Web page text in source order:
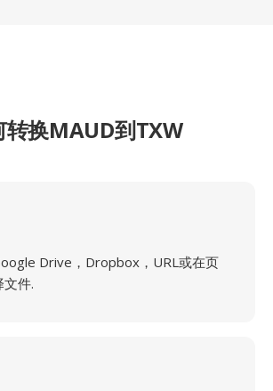
转换MAUD到TXW
Drive，Dropbox，URL或在页
件.